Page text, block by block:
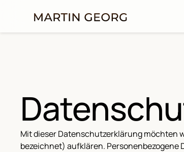
Mit dieser Datenschutzerklärung möchten
bezeichnet) aufklären. Personenbezogene